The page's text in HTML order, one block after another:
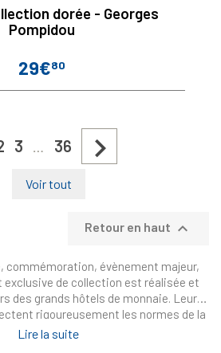
dorée - Georges
Pompidou
Prix
29€80
3 … 36 
Voir tout
Retour en haut 
commémoration, évènement majeur,
exclusive de collection est réalisée et
des grands hôtels de monnaie. Leurs
rigoureusement les normes de la
: qualité "Belle Epreuve"(be),
Lire la suite